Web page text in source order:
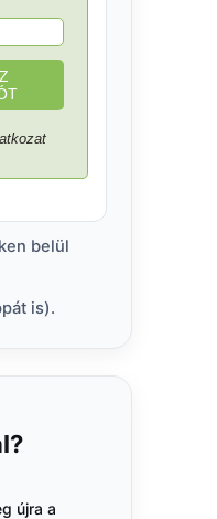
belül
is).
újra a